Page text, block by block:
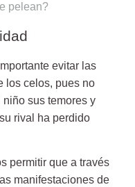
pelean?
evitar las
los celos, pues no
sus temores y
rival ha perdido
permitir que a través
manifestaciones de